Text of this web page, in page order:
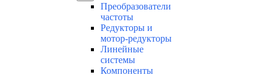
Преобразователи
частоты
Редукторы и
мотор-редукторы
Линейные
системы
Компоненты